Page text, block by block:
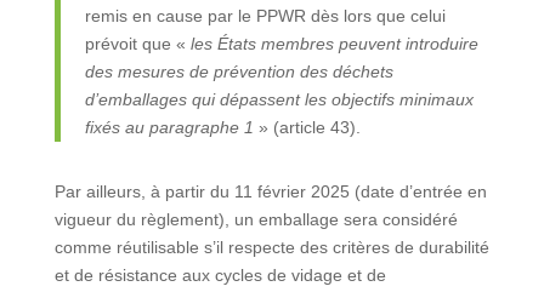
remis en cause par le PPWR dès lors que celui
prévoit que « les États membres peuvent introduire
des mesures de prévention des déchets
d’emballages qui dépassent les objectifs minimaux
fixés au paragraphe 1 » (article 43).
Par ailleurs, à partir du 11 février 2025 (date d’entrée en
vigueur du règlement), un emballage sera considéré
comme réutilisable s’il respecte des critères de durabilité
et de résistance aux cycles de vidage et de